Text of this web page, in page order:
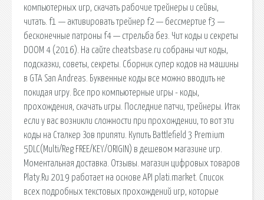
компьютерных игр, скачать рабочие трейнеры и сейвы,
читать. f1 — активировать трейнер f2 — бессмертие f3 —
бесконечные патроны f4 — стрельба без. Чит коды и секреты
DOOM 4 (2016). На сайте cheatsbase.ru собраны чит коды,
подсказки, советы, секреты. Сборник супер кодов на машины
в GTA San Andreas. Буквенные коды все можно вводить не
покидая игру. Все про компьютерные игры - коды,
прохождения, скачать игры. Последние патчи, трейнеры. Итак
если у вас возникли сложности при прохождении, то вот эти
коды на Сталкер Зов припяти. Купить Battlefield 3 Premium
5DLC(Multi/Reg FREE/KEY/ORIGIN) в дешевом магазине игр.
Моментальная доставка. Отзывы. магазин цифровых товаров
Platy.Ru 2019 работает на основе API plati.market. Список
всех подробных текстовых прохождений игр, которые